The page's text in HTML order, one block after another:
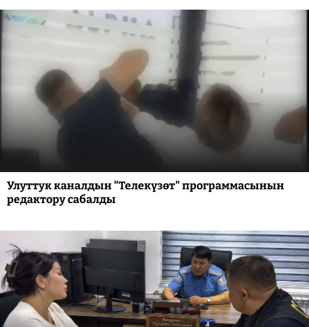
Улуттук каналдын "Телекүзөт" программасынын
редактору сабалды